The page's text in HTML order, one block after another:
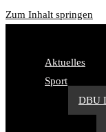
Zum Inhalt springen
Aktuelles
Sport
DBU